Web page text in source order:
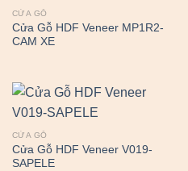
CỬA GỖ
Cửa Gỗ HDF Veneer MP1R2-
CAM XE
CỬA GỖ
Cửa Gỗ HDF Veneer V019-
SAPELE